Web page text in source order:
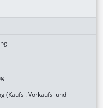
(Kaufs-, Vorkaufs- und